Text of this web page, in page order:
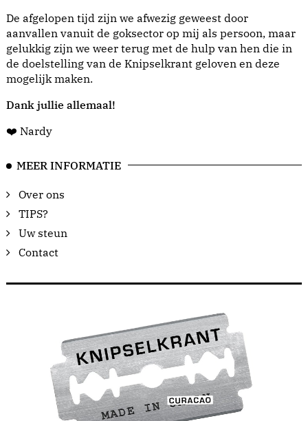
De afgelopen tijd zijn we afwezig geweest door
aanvallen vanuit de goksector op mij als persoon, maar
gelukkig zijn we weer terug met de hulp van hen die in
de doelstelling van de Knipselkrant geloven en deze
mogelijk maken.
Dank jullie allemaal!
❤️ Nardy
MEER INFORMATIE
Over ons
TIPS?
Uw steun
Contact